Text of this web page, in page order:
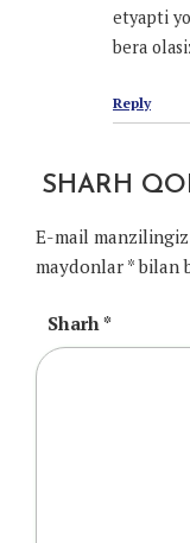
etyapti
bera
Reply
SHARH
E-mail
maydonlar *bilan
Sharh *